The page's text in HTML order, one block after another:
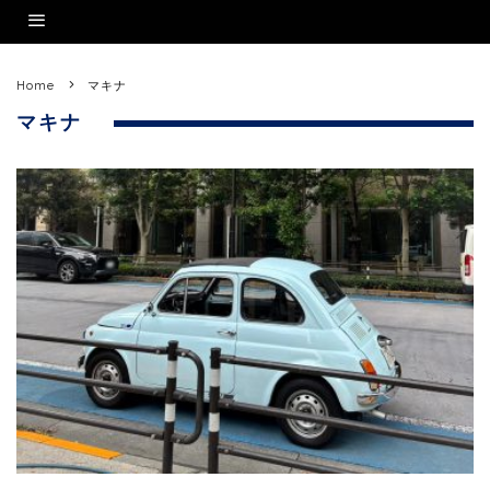
Home マキナ
マキナ